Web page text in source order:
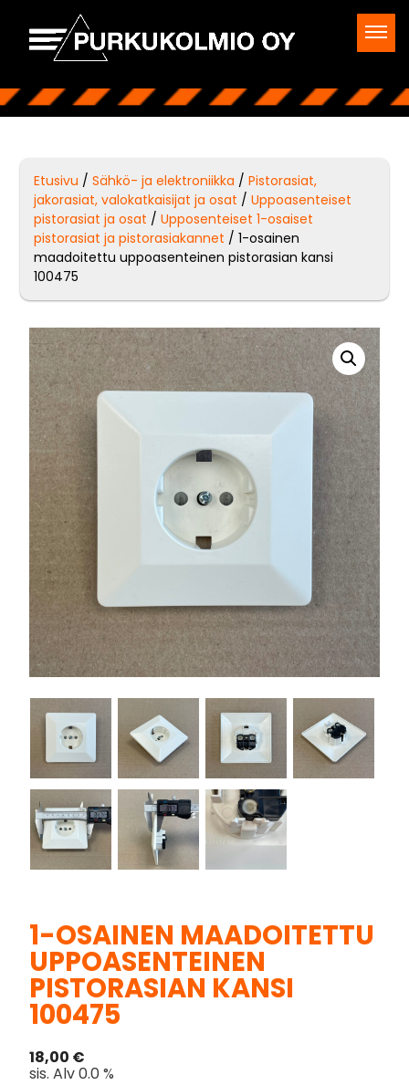
Etusivu /Sähkö- ja elektroniikka /Pistorasiat,
jakorasiat, valokatkaisijat ja osat /Uppoasenteiset
pistorasiat ja osat /Upposenteiset 1-osaiset
pistorasiat ja pistorasiakannet / 1-osainen
maadoitettu uppoasenteinen pistorasian kansi
100475
1-OSAINEN MAADOITETTU
UPPOASENTEINEN
PISTORASIAN KANSI
100475
18,00 €
sis. Alv 0.0 %